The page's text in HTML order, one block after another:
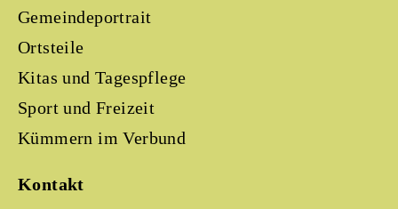
Gemeindeportrait
Ortsteile
Kitas und Tagespflege
Sport und Freizeit
Kümmern im Verbund
Kontakt